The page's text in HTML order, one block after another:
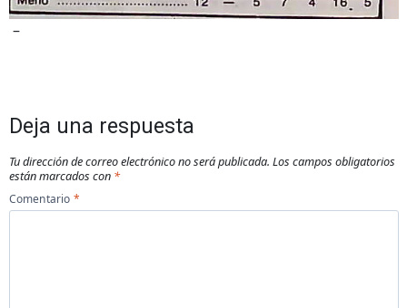
–
Deja una respuesta
Tu dirección de correo electrónico no será publicada. Los campos obligatorios
están marcados con *
Comentario *